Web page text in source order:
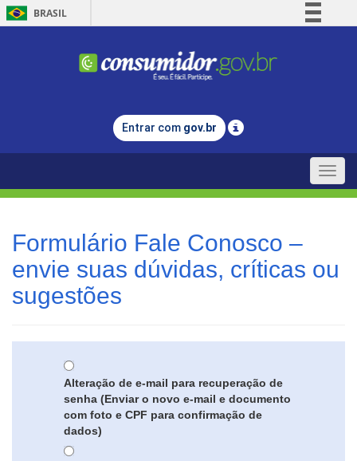
BRASIL
Comunica BR
Legislação
Entrar com gov.br
Toggle
Formulário Fale Conosco –
envie suas dúvidas, críticas ou
sugestões
Alteração de e-mail para recuperação de
senha (Enviar o novo e-mail e documento
com foto e CPF para confirmação de
dados)